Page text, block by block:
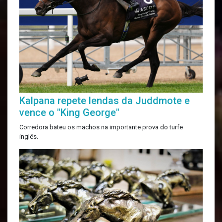
Kalpana repete lendas da Juddmote e
vence o "King George"
Corredora bateu os machos na importante prova do turfe
inglês.